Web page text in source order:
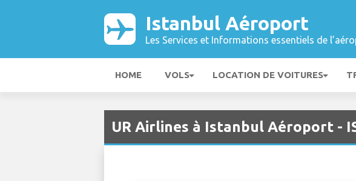
Istanbul Aéroport
Les Services et Informations essentiels de
HOME VOLS LOCATION DE VOITURES
UR Airlines à Istanbul Aéroport -